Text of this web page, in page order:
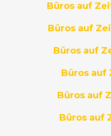
Büros auf
Büros auf
Büros auf
Büros auf
Büros auf
Büros auf